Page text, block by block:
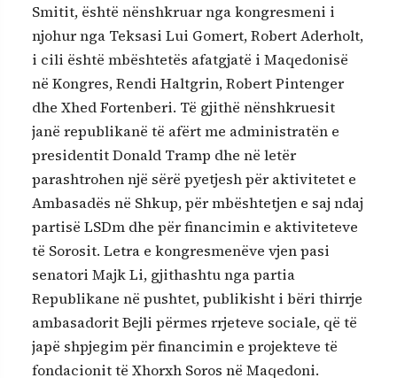
Smitit, është nënshkruar nga kongresmeni i
njohur nga Teksasi Lui Gomert, Robert Aderholt,
i cili është mbështetës afatgjatë i Maqedonisë
në Kongres, Rendi Haltgrin, Robert Pintenger
dhe Xhed Fortenberi. Të gjithë nënshkruesit
janë republikanë të afërt me administratën e
presidentit Donald Tramp dhe në letër
parashtrohen një sërë pyetjesh për aktivitetet e
Ambasadës në Shkup, për mbështetjen e saj ndaj
partisë LSDm dhe për financimin e aktiviteteve
të Sorosit. Letra e kongresmenëve vjen pasi
senatori Majk Li, gjithashtu nga partia
Republikane në pushtet, publikisht i bëri thirrje
ambasadorit Bejli përmes rrjeteve sociale, që të
japë shpjegim për financimin e projekteve të
fondacionit të Xhorxh Soros në Maqedoni.